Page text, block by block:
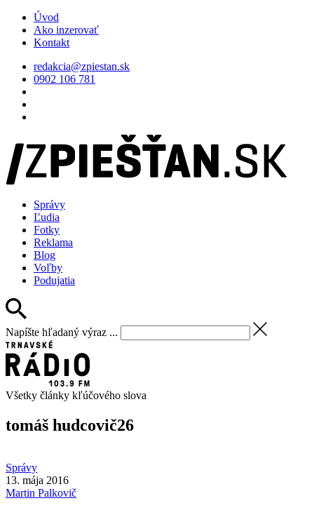
Úvod
Ako inzerovať
Kontakt
redakcia@zpiestan.sk
0902 106 781
Správy
Ľudia
Fotky
Reklama
Blog
Voľby
Podujatia
Napíšte hľadaný výraz ...
Všetky články kľúčového slova
tomáš hudcovič26
Správy
13. mája 2016
Martin Palkovič